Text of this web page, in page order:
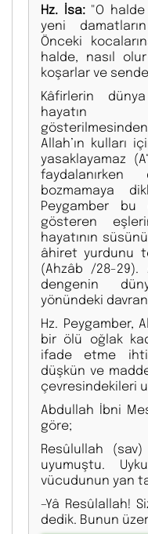
Hz. İsa:"O halde
yeni
Önceki
halde, nasıl
koşarlar ve
Kâfirlerin
hayatın
Allah’ın kulları
yasaklayamaz
faydalanırken
bozmamaya
Peygamber bu
gösteren
hayatının
âhiret yurdunu
(Ahzâb /28-
dengenin
yönündeki
Hz. Peygamber,
bir ölü oğlak
ifade etme
düşkün ve
çevresindekileri
Abdullah İbni
göre;
Resûlullah
uyumuştu.
vücudunun yan
–Yâ Resûlallah!
dedik. Bunun